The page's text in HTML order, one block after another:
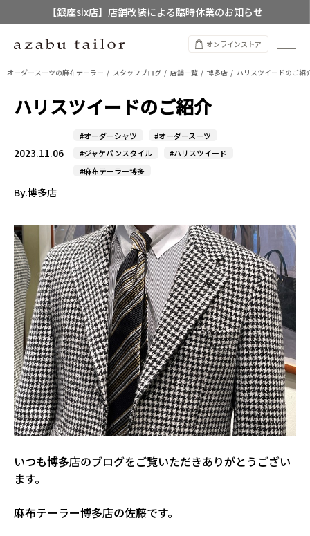
【銀座six店】店舗改装による臨時休業のお知らせ
【店舗限定】レディースオーダースーツ
8/12~8/16 夏季休業のお知らせ
オンラインストア
オーダースーツの麻布テーラー スタッフブログ 店舗一覧 博多店 ハリスツイードのご紹
ハリスツイードのご紹介
2023.11.06
#オーダーシャツ
#オーダースーツ
#ジャケパンスタイル
#ハリスツイード
#麻布テーラー博多
By.博多店
いつも博多店のブログをご覧いただきありがとうござい
ます。
麻布テーラー博多店の佐藤です。